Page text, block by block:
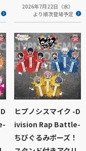
2026年7月22日（水）
より順次登場予定
ヒプノシスマイク -D
ivision Rap Battle-
ちびぐるみポーズ！